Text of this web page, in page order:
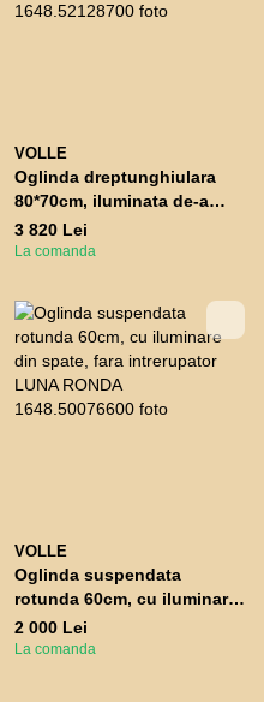
VOLLE
Oglinda dreptunghiulara
80*70cm, iluminata de-a
lungul conturului, cu
comutator tactil LUNA
3 820 Lei
La comanda
VOLLE
Oglinda suspendata
rotunda 60cm, cu iluminare
din spate, fara intrerupator
LUNA RONDA
2 000 Lei
La comanda